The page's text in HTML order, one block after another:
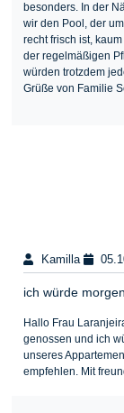
besonders. In der
wir den Pool, der
recht frisch ist,
der regelmäßigen
würden trotzdem
Grüße von Familie
Kamilla
ich würde
Hallo Frau
genossen und ich
unseres
empfehlen. Mit